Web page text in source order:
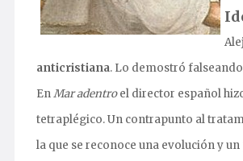
anticristiana. Lo demostró
EnMar adentroel director español
tetraplégico. Un contrapunto al
la que se reconoce una evolución y